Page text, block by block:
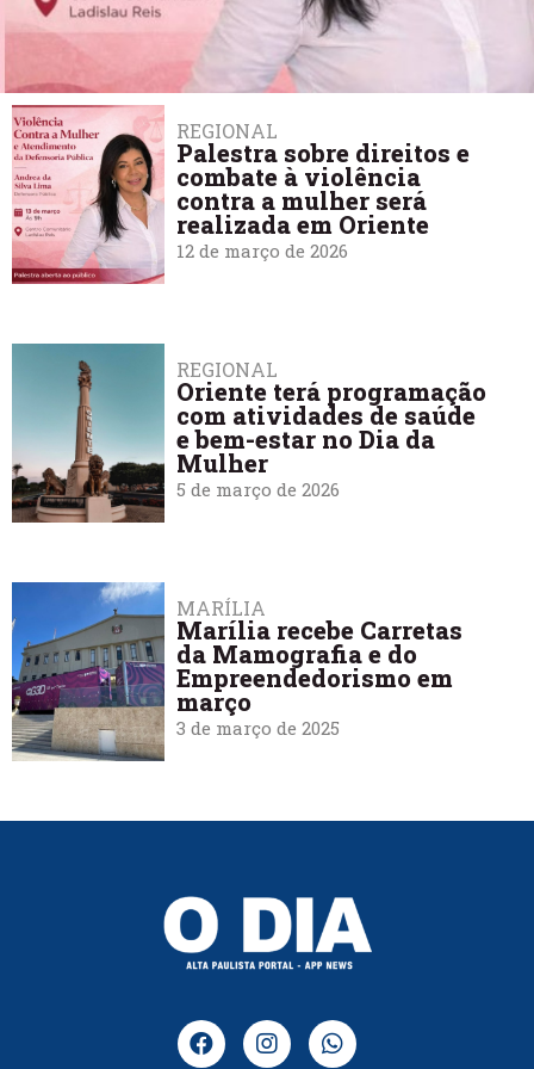
REGIONAL
Palestra sobre direitos e
combate à violência
contra a mulher será
realizada em Oriente
12 de março de 2026
REGIONAL
Oriente terá programação
com atividades de saúde
e bem-estar no Dia da
Mulher
5 de março de 2026
MARÍLIA
Marília recebe Carretas
da Mamografia e do
Empreendedorismo em
março
3 de março de 2025